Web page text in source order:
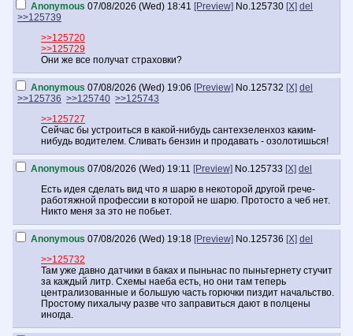
Anonymous 07/08/2026 (Wed) 18:41 [Preview] No.125730 [X] del
>>125739
>>125720
>>125729
Они же все получат страховки?
Anonymous 07/08/2026 (Wed) 19:06 [Preview] No.125732 [X] del
>>125736 >>125740 >>125743
>>125727
Сейчас бы устроиться в какой-нибудь сантехзеленхоз каким-
нибудь водителем. Сливать бензин и продавать - озолотишься!
Anonymous 07/08/2026 (Wed) 19:11 [Preview] No.125733 [X] del
Есть идея сделать вид что я шарю в некоторой другой грече-
работяжной профессии в которой не шарю. Протосто а чеб нет.
Никто меня за это не побьет.
Anonymous 07/08/2026 (Wed) 19:18 [Preview] No.125736 [X] del
>>125732
Там уже давно датчики в баках и пыньнас по пыньтернету стучит
за каждый литр. Схемы наеба есть, но они там теперь
централизованные и большую часть горючки пиздит начальство.
Простому пихалычу разве что заправиться дают в полцены
иногда.